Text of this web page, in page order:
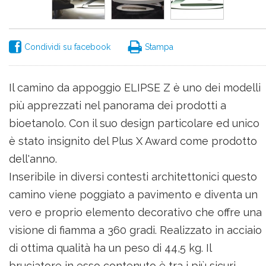
Condividi su facebook Stampa
Il camino da appoggio ELIPSE Z è uno dei modelli
più apprezzati nel panorama dei prodotti a
bioetanolo. Con il suo design particolare ed unico
è stato insignito del Plus X Award come prodotto
dell'anno.
Inseribile in diversi contesti architettonici questo
camino viene poggiato a pavimento e diventa un
vero e proprio elemento decorativo che offre una
visione di fiamma a 360 gradi. Realizzato in acciaio
di ottima qualità ha un peso di 44,5 kg. Il